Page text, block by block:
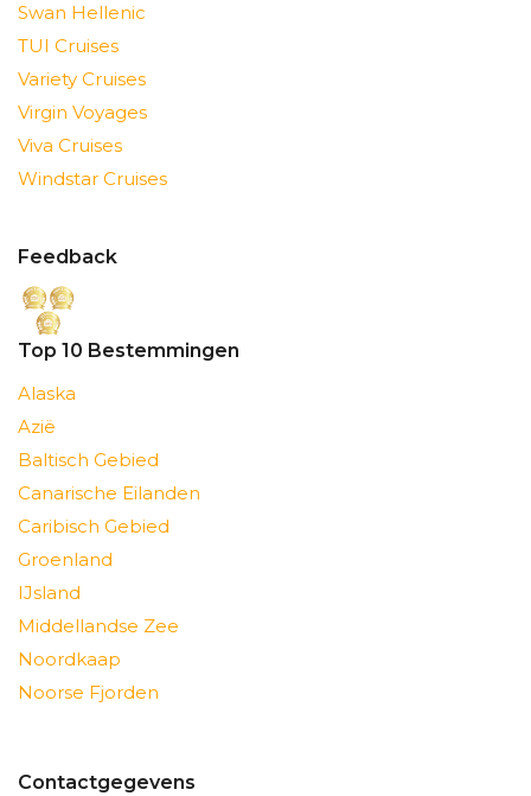
Swan Hellenic
TUI Cruises
Variety Cruises
Virgin Voyages
Viva Cruises
Windstar Cruises
Feedback
Top 10 Bestemmingen
Alaska
Azië
Baltisch Gebied
Canarische Eilanden
Caribisch Gebied
Groenland
IJsland
Middellandse Zee
Noordkaap
Noorse Fjorden
Contactgegevens